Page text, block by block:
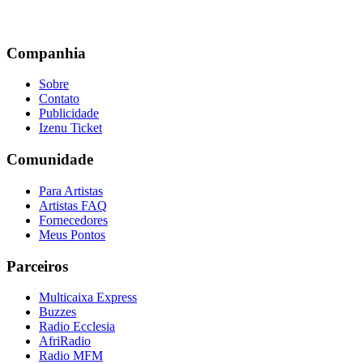
Companhia
Sobre
Contato
Publicidade
Izenu Ticket
Comunidade
Para Artistas
Artistas FAQ
Fornecedores
Meus Pontos
Parceiros
Multicaixa Express
Buzzes
Radio Ecclesia
AfriRadio
Radio MFM